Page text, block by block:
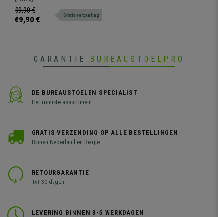
Groen
eettafel of voor uw bezoekers om
comfortabel te wachten.
99,90 €
69,90 € Gratis verzending
GARANTIE BUREAUSTOELPRO
DE BUREAUSTOELEN SPECIALIST
Het ruimste assortiment
GRATIS VERZENDING OP ALLE BESTELLINGEN
Binnen Nederland en België
RETOURGARANTIE
Tot 30 dagen
LEVERING BINNEN 3-5 WERKDAGEN